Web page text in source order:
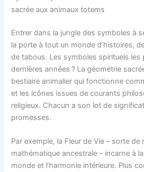
sacrée aux animaux totems
Entrer dans la jungle des symboles à
la porte à tout un monde d’histoires,
de tabous. Les symboles spirituels les
dernières années ? La géométrie
bestiaire animalier qui fonctionne
et les icônes issues de courants
religieux. Chacun a son lot de
promesses.
Par exemple, la Fleur de Vie – sorte de
mathématique ancestrale – incarne à
monde et l’harmonie intérieure. Plus